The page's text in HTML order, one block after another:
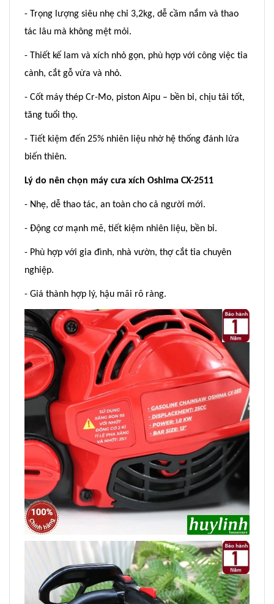
- Trọng lượng siêu nhẹ chỉ 3,2kg, dễ cầm nắm và thao
tác lâu mà không mệt mỏi.
- Thiết kế lam và xích nhỏ gọn, phù hợp với công việc tỉa
cành, cắt gỗ vừa và nhỏ.
- Cốt máy thép Cr-Mo, piston Aipu – bền bỉ, chịu tải tốt,
tăng tuổi thọ.
- Tiết kiệm đến 25% nhiên liệu nhờ hệ thống đánh lửa
biến thiên.
Lý do nên chọn máy cưa xích Oshima CX-2511
- Nhẹ, dễ thao tác, an toàn cho cả người mới.
- Động cơ mạnh mẽ, tiết kiệm nhiên liệu, bền bỉ.
- Phù hợp với gia đình, nhà vườn, thợ cắt tỉa chuyên
nghiệp.
- Giá thành hợp lý, hậu mãi rõ ràng.